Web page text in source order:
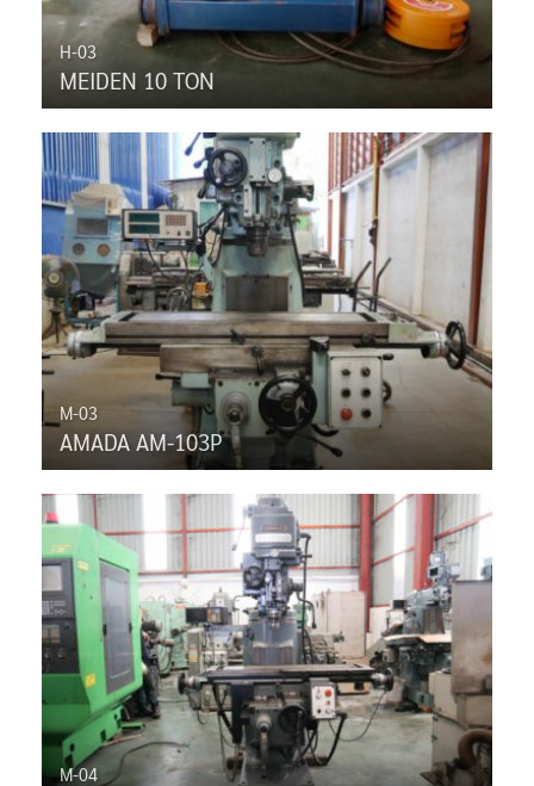
H-03
MEIDEN 10 TON
M-03
AMADA AM-103P
M-04